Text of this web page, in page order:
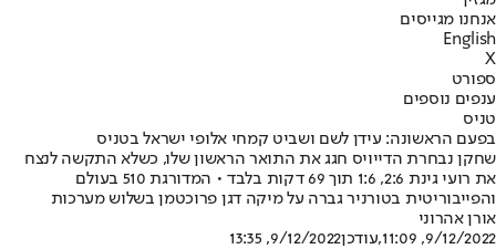
אנחנו מגייסים
English
X
ספורט
ענפים נוספים
טניס
בפעם הראשונה: עידן לשם ושביט קמחי אלופי ישראל בטניס
שחקן נבחרת הדייויס חגג את התואר הראשון שלו, כשלא התקשה לנצח
את רועי גינת 2:6, 1:6 תוך 69 דקות בלבד • המדורגת 510 בעולם
והפייבוריטית בטורניר גברה על מיקה דגן פרוכטמן בשלוש מערכות
אורן אהרוני
9/12/2022, 11:09
,עודכן9/12/2022, 13:35